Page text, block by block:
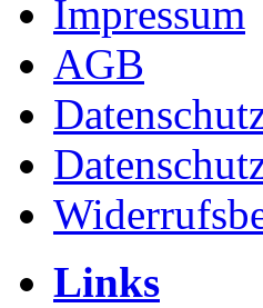
Impressum
AGB
Links